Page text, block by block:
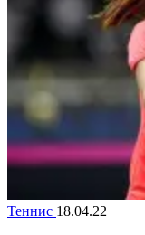
Теннис 18.04.22